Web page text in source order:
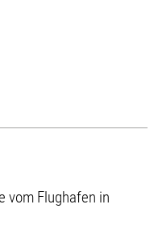
vom Flughafen in